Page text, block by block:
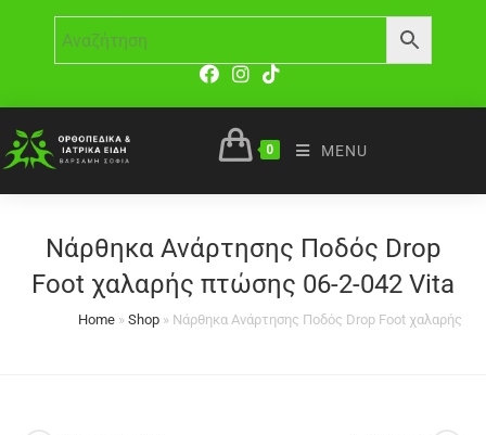
0 MENU
Νάρθηκα Ανάρτησης Ποδός Drop
Foot χαλαρής πτώσης 06-2-042 Vita
Home »Shop » Νάρθηκα Ανάρτησης Ποδός Drop Foot χαλαρής